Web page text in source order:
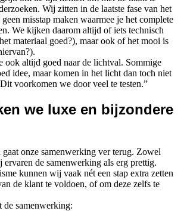
Wij zitten in de laatste fase van het
misstap maken waarmee je het complete
We kijken daarom altijd of iets technisch
materiaal goed?), maar ook of het mooi is
ook altijd goed naar de lichtval. Sommige
idee, maar komen in het licht dan toch niet
voorkomen we door veel te testen.”
we luxe en bijzondere
gaat onze samenwerking ver terug. Zowel
de samenwerking als erg prettig.
kunnen wij vaak nét een stap extra zetten
de klant te voldoen, of om deze zelfs te
samenwerking: